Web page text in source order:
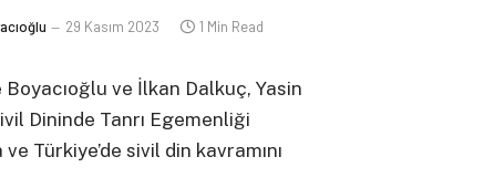
29 Kasım 2023 1 Min Read
ve İlkan Dalkuç, Yasin
Dininde Tanrı Egemenliği
ve Türkiye’de sivil din kavramını